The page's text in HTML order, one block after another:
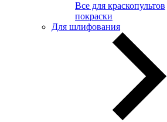
Все для краскопультов
покраски
Для шлифования